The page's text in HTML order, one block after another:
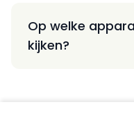
Op welke
kijken?